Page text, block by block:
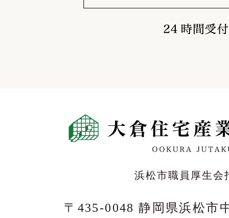
浜松市職員厚生会
〒435-0048 静岡県浜松市